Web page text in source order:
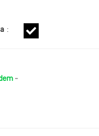
:
-